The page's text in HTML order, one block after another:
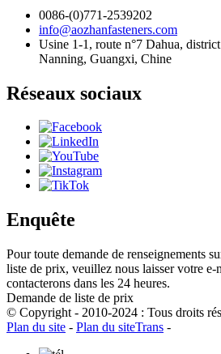
0086-(0)771-2539202
info@aozhanfasteners.com
Usine 1-1, route n°7 Dahua,
Nanning, Guangxi, Chine
Réseaux sociaux
Enquête
Pour toute demande de renseignements
liste de prix, veuillez nous laisser votre e-
contacterons dans les 24 heures.
Demande de liste de prix
© Copyright - 2010-2024 : Tous droits
Plan du site - Plan du siteTrans -